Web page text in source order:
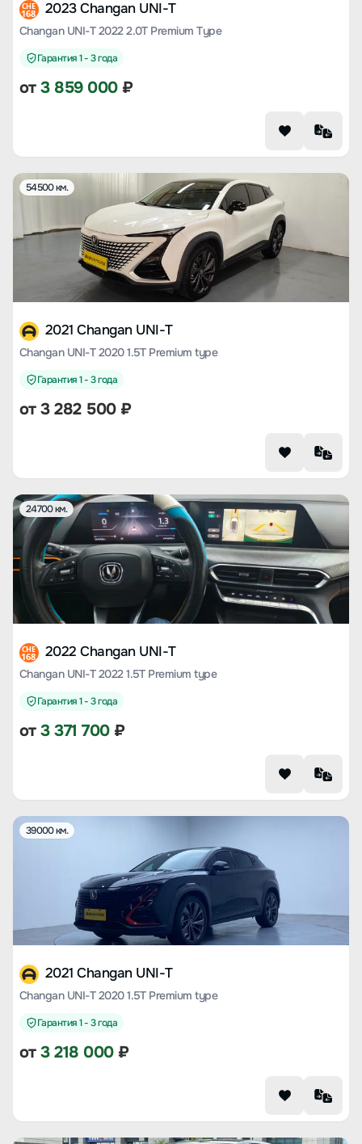
CHE
168 2023 Changan UNI-T
Changan UNI-T 2022 2.0T Premium Type
Гарантия 1 - 3 года
от3 859 000₽
54500 км.
2021 Changan UNI-T
Changan UNI-T 2020 1.5T Premium type
Гарантия 1 - 3 года
от3 282 500₽
24700 км.
CHE
168 2022 Changan UNI-T
Changan UNI-T 2022 1.5T Premium type
Гарантия 1 - 3 года
от3 371 700₽
39000 км.
2021 Changan UNI-T
Changan UNI-T 2020 1.5T Premium type
Гарантия 1 - 3 года
от3 218 000₽